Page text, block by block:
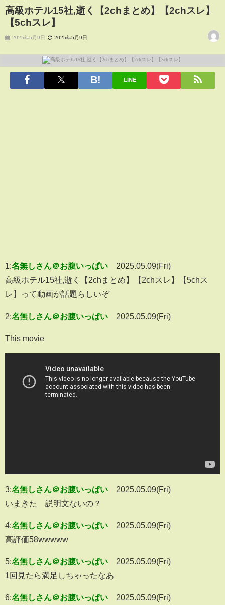
高級ホテル15社,逝く【2chまとめ】【2chスレ】
【5chスレ】
2025年5月9日 2025年5月9日
LINE
1:名無しさん＠お腹いっぱい
2025.05.09(Fri)
高級ホテル15社,逝く【2chまとめ】【2chスレ】【5chス
レ】って動画が話題らしいぞ
2:名無しさん＠お腹いっぱい 2025.05.09(Fri)
This movie
3:名無しさん＠お腹いっぱい
2025.05.09(Fri)
いまきた 説明文ないの？
4:名無しさん＠お腹いっぱい
2025.05.09(Fri)
高評価58wwwww
5:名無しさん＠お腹いっぱい
2025.05.09(Fri)
1回見たら満足しちゃったなあ
6:名無しさん＠お腹いっぱい
2025.05.09(Fri)